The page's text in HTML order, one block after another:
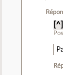
[^]